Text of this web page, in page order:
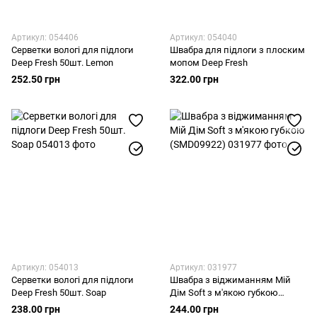
Артикул: 054406
Серветки вологі для підлоги
Deep Fresh 50шт. Lemon
252.50 грн
Артикул: 054040
Швабра для підлоги з плоским
мопом Deep Fresh
322.00 грн
Артикул: 054013
Серветки вологі для підлоги
Deep Fresh 50шт. Soap
238.00 грн
Артикул: 031977
Швабра з віджиманням Мій
Дім Soft з м'якою губкою
(SMD09922)
244.00 грн